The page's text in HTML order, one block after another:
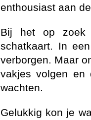
enthousiast aan
Bij het op zoek
schatkaart. In
verborgen. Maar
vakjes volgen en
wachten.
Gelukkig kon je